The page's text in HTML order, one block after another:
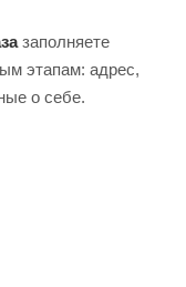
заполняете
этапам: адрес,
о себе.